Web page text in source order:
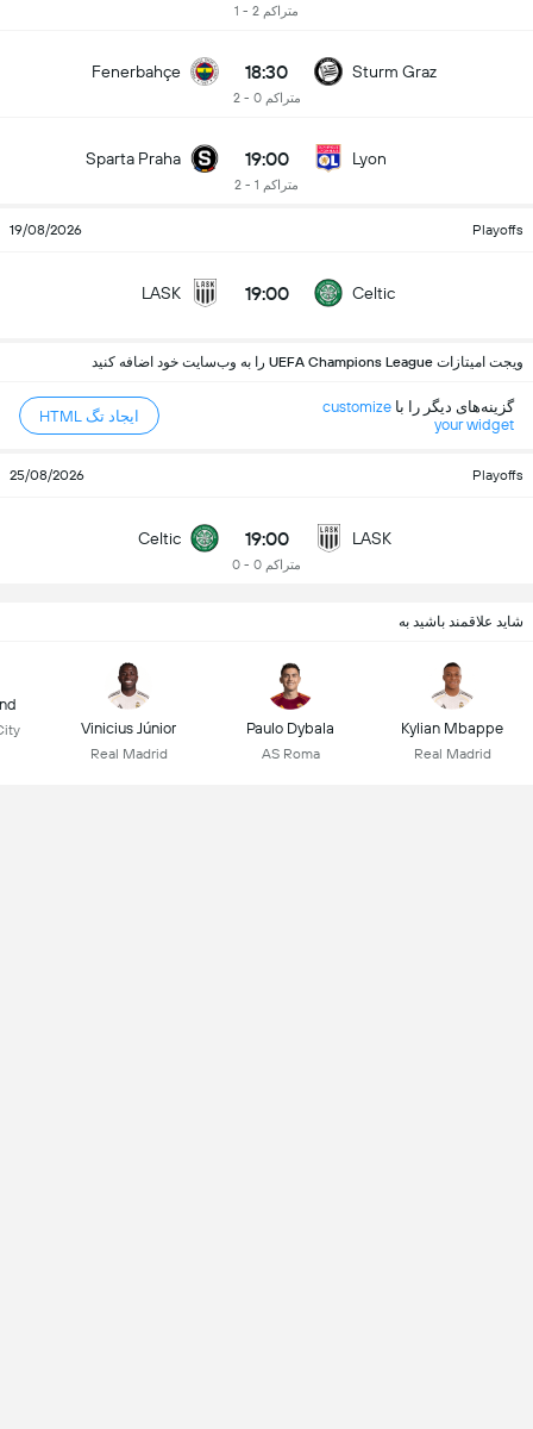
متراکم 2 - 1
Sturm Graz
18:30
متراکم 0 - 2
Fenerbahçe
Lyon
19:00
متراکم 1 - 2
Sparta Praha
Playoffs
19/08/2026
Celtic
19:00
LASK
ویجت امیتازات UEFA Champions League را به وب‌سایت خود اضافه کنید
گزینه‌های دیگر را با customize
your widget
ایجاد تگ HTML
Playoffs
25/08/2026
LASK
19:00
متراکم 0 - 0
Celtic
شاید علاقمند باشید به
Kylian Mbappe
Real Madrid
Paulo Dybala
AS Roma
Vinicius Júnior
Real Madrid